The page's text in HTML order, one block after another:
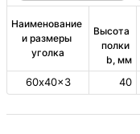
Наименование
и размеры
уголка
Высота
полки
b, мм
60х40×3 40